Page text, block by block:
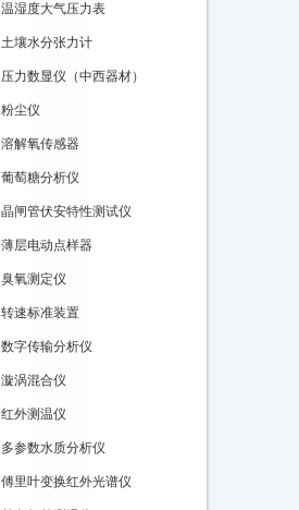
温湿度大气压力表
土壤水分张力计
压力数显仪（中西器材）
粉尘仪
溶解氧传感器
葡萄糖分析仪
晶闸管伏安特性测试仪
薄层电动点样器
臭氧测定仪
转速标准装置
数字传输分析仪
漩涡混合仪
红外测温仪
多参数水质分析仪
傅里叶变换红外光谱仪